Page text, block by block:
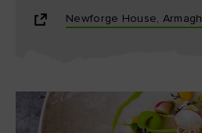
Newforge House, Armagh